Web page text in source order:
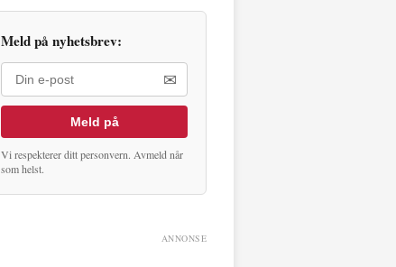
Meld på nyhetsbrev:
✉
Meld på
Vi respekterer ditt personvern. Avmeld når
som helst.
ANNONSE